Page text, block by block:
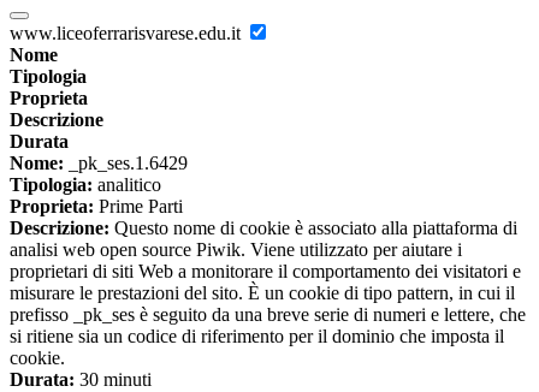
www.liceoferrarisvarese.edu.it
Nome
Tipologia
Proprieta
Descrizione
Durata
Nome: _pk_ses.1.6429
Tipologia: analitico
Proprieta: Prime Parti
Descrizione: Questo nome di cookie è associato alla piattaforma di
analisi web open source Piwik. Viene utilizzato per aiutare i
proprietari di siti Web a monitorare il comportamento dei visitatori e
misurare le prestazioni del sito. È un cookie di tipo pattern, in cui il
prefisso _pk_ses è seguito da una breve serie di numeri e lettere, che
si ritiene sia un codice di riferimento per il dominio che imposta il
cookie.
Durata: 30 minuti